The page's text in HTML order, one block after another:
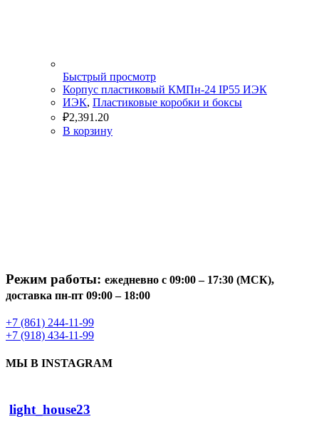
Быстрый просмотр
Корпус пластиковый КМПн-24 IP55 ИЭК
ИЭК, Пластиковые коробки и боксы
₽2,391.20
В корзину
Режим работы: ежедневно с 09:00 – 17:30 (МСК),
доставка пн-пт 09:00 – 18:00
+7 (861) 244-11-99
+7 (918) 434-11-99
МЫ В INSTAGRAM
light_house23